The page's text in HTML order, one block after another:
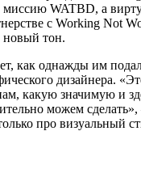
WATBD, а
с Working Not
новый тон.
как однажды им
дизайнера.
какую значимую и
можем
про визуальный